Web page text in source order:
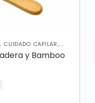
, CUIDADO CAPILAR,
y Bamboo